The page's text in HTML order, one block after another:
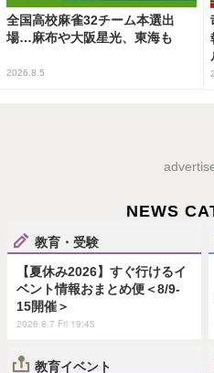
全国高校麻雀32チーム本選出
場…麻布や大阪星光、東海も
2026.8.5
NEWS
教育・受験
【夏休み2026】すぐ行けるイ
ベント情報おまとめ便＜8/9-
15開催＞
2026.8.7 Fri 19:45
教育イベント